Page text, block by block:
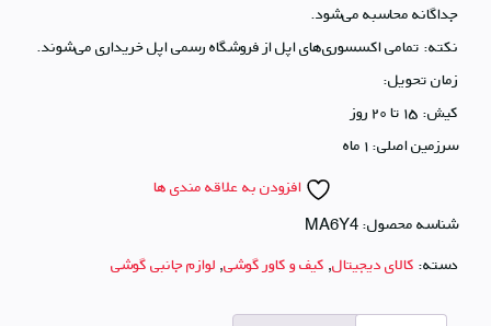
جداگانه محاسبه می‌شود.
نکته: تمامی اکسسوری‌های اپل از فروشگاه رسمی اپل خریداری می‌شوند.
زمان تحویل:
کیش: ۱۵ تا ۲۰ روز
سرزمین اصلی: ۱ ماه
افزودن به علاقه مندی ها
شناسه محصول:MA6Y4
دسته: کالای دیجیتال, کیف و کاور گوشی, لوازم جانبی گوشی